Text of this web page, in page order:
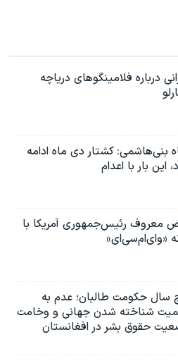
درباره فلامینگوهای دریاچه
بنی‌هاشمی: کشتار دی ماه ادامه
این بار با اعدام
معروف رئیس‌جمهوری آمریکا با
«وای‌ام‌سی‌ای»
سال حکومت طالبان؛ عدم به
شناخته شدن جهانی و وخامت
حقوق بشر در افغانستان